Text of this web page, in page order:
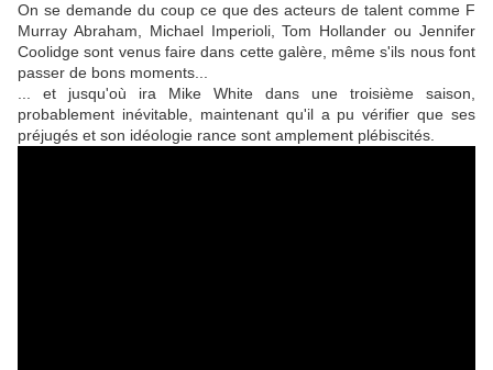
On se demande du coup ce que des acteurs de talent comme F
Murray Abraham, Michael Imperioli, Tom HollanderouJennifer
Coolidgesont venus faire dans cette galère, même s'ils nous font
passer de bons moments...
... et jusqu'où ira Mike White dans une troisième saison,
probablement inévitable, maintenant qu'il a pu vérifier que ses
préjugés et son idéologie rance sont amplement plébiscités.